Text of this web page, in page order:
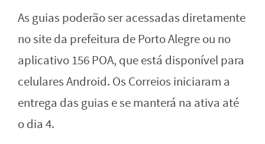
As guias poderão ser acessadas diretamente
no site da prefeitura de Porto Alegre ou no
aplicativo 156 POA, que está disponível para
celulares Android. Os Correios iniciaram a
entrega das guias e se manterá na ativa até
o dia 4.